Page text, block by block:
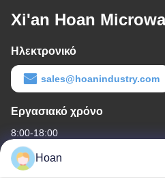
Xi'an Hoan
Ηλεκτρονικό
sales@hoanindustry.com
Εργασιακό χρόνο
8:00-18:00
Η διεύθυνσή μας
Hoan